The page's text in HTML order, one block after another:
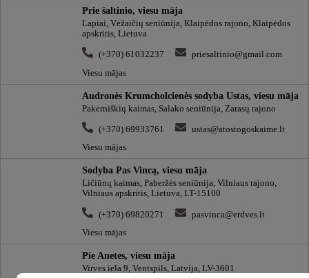
Prie šaltinio, viesu māja
Lapiai, Vėžaičių seniūnija, Klaipėdos rajono, Klaipėdos
apskritis, Lietuva
(+370) 61032237
priesaltinio@gmail.com
Viesu mājas
Audronės Krumcholcienės sodyba Ustas, viesu māja
Pakerniškių kaimas, Salako seniūnija, Zarasų rajono
(+370) 69933761
ustas@atostogoskaime.lt
Viesu mājas
Sodyba Pas Vincą, viesu māja
Ličiūnų kaimas, Paberžės seniūnija, Vilniaus rajono,
Vilniaus apskritis, Lietuva, LT-15100
(+370) 69820271
pasvinca@erdves.lt
Viesu mājas
Pie Anetes, viesu māja
Virves iela 9, Ventspils, Latvija, LV-3601